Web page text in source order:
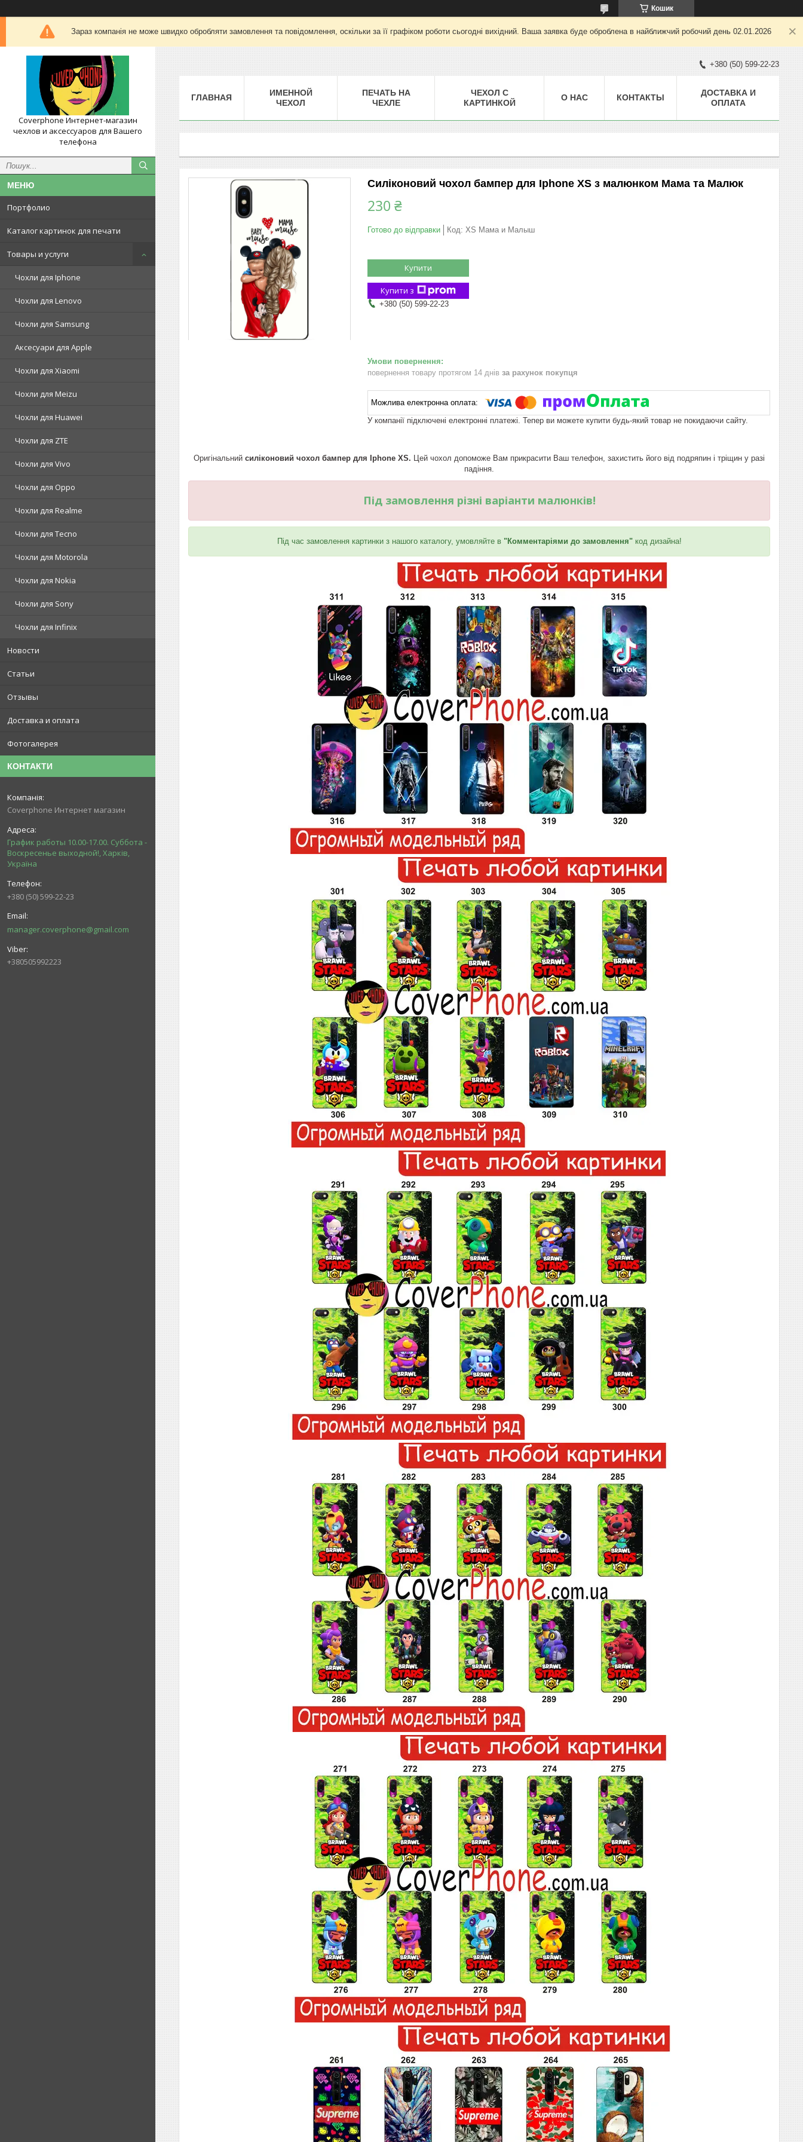
Кошик
Зараз компанія не може швидко обробляти замовлення та повідомлення, оскільки за її графіком роботи сьогодні вихідний. Ваша заявка буде оброблена в найближчий робочий день 02.01.2026
Coverphone Интернет-магазин
чехлов и аксессуаров для Вашего
телефона
Портфолио
Каталог картинок для печати
Товары и услуги
Чохли для Iphone
Чохли для Lenovo
Чохли для Samsung
Аксесуари для Apple
Чохли для Xiaomi
Чохли для Meizu
Чохли для Huawei
Чохли для ZTE
Чохли для Vivo
Чохли для Oppo
Чохли для Realme
Чохли для Tecno
Чохли для Motorola
Чохли для Nokia
Чохли для Sony
Чохли для Infinix
Новости
Статьи
Отзывы
Доставка и оплата
Фотогалерея
КОНТАКТИ
Coverphone Интернет магазин
График работы 10.00-17.00. Суббота -
Воскресенье выходной!, Харків,
Україна
+380 (50) 599-22-23
manager.coverphone@gmail.com
+380505992223
+380 (50) 599-22-23
ГЛАВНАЯ
ИМЕННОЙ
ЧЕХОЛ
ПЕЧАТЬ НА
ЧЕХЛЕ
ЧЕХОЛ С
КАРТИНКОЙ
О НАС КОНТАКТЫ
ДОСТАВКА И
ОПЛАТА
Силіконовий чохол бампер для Iphone XS з малюнком Мама та Малюк
230 ₴
Готово до відправки Код: XS Мама и Малыш
Купити
Купити з
+380 (50) 599-22-23
повернення товару протягом 14 днів за рахунок покупця
У компанії підключені електронні платежі. Тепер ви можете купити будь-який товар не покидаючи сайту.
Оригінальний силіконовий чохол бампер для Iphone XS. Цей чохол допоможе Вам прикрасити Ваш телефон, захистить його від подряпин і тріщин у разі
падіння.
Під замовлення різні варіанти малюнків!
Під час замовлення картинки з нашого каталогу, умовляйте в "Комментаріями до замовлення"код дизайна!